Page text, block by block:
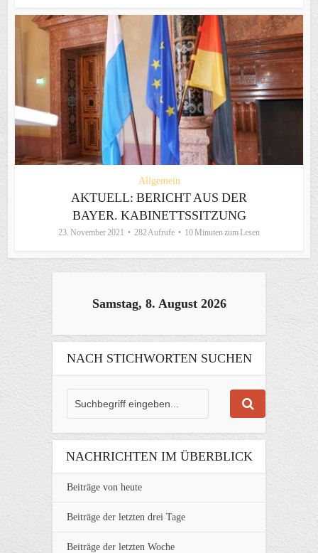
Allgemein
AKTUELL: BERICHT AUS DER
BAYER. KABINETTSSITZUNG
23. November 2021 282 Aufrufe 10 Minuten zum Lesen
Samstag, 8. August 2026
NACH STICHWORTEN SUCHEN
NACHRICHTEN IM ÜBERBLICK
Beiträge von heute
Beiträge der letzten drei Tage
Beiträge der letzten Woche